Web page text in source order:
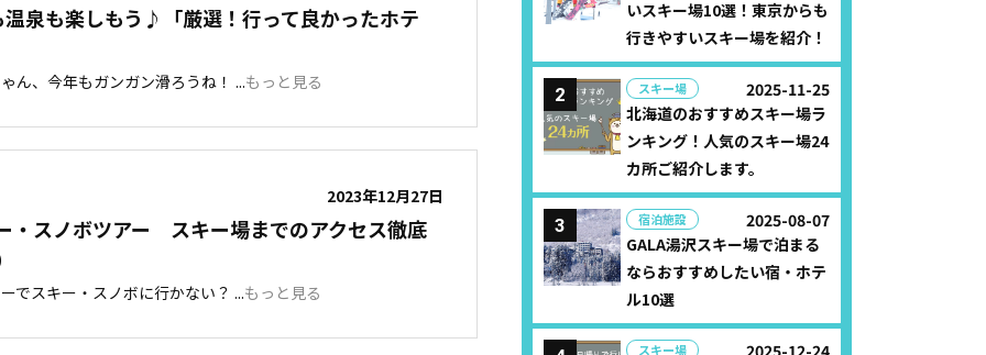
泉も楽しもう♪「厳選！行って良かったホテ
ん、今年もガンガン滑ろうね！ ...もっと見る
2023年12月27日
・スノボツアー スキー場までのアクセス徹底
でスキー・スノボに行かない？ ...もっと見る
いスキー場10選！東京からも
行きやすいスキー場を紹介！
スキー場
2025-11-25
北海道のおすすめスキー場ラ
ンキング！人気のスキー場24
カ所ご紹介します。
宿泊施設
2025-08-07
GALA湯沢スキー場で泊まる
ならおすすめしたい宿・ホテ
ル10選
スキー場
2025-12-24